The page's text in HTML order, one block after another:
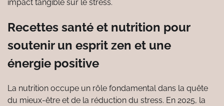
impact tangible sur le stress.
Recettes santé et nutrition pour
soutenir un esprit zen et une
énergie positive
La nutrition occupe un rôle fondamental dans la quête
du mieux-être et de la réduction du stress. En 2025, la